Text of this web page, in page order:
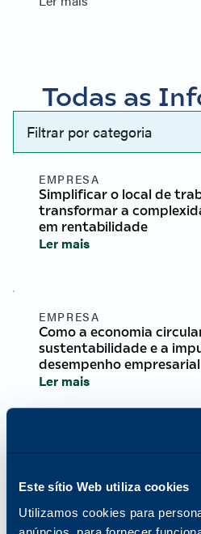
Este sítio Web utiliza cookies
Utilizamos cookies para
Todas as
Filtrar por categoria
EMPRESA
Simplificar o local de
transformar a
em rentabilidade
Ler mais
EMPRESA
Como a economia
sustentabilidade e a
desempenho empresarial
Ler mais
EMPRESA
com insights e inspiração
Ler mais